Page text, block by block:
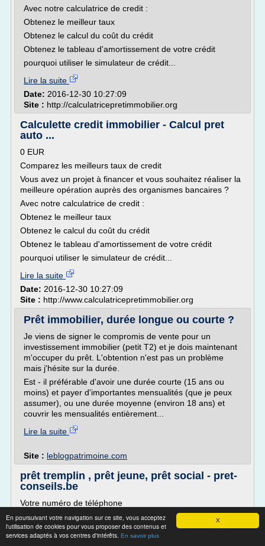
X
En poursuivant votre navigation sur ce site, vous acceptez
l'utilisation de cookies pour vous proposer des contenus et
services adaptés à vos centres d'intérêts. En savoir plus
Avec notre calculatrice de credit :
Obtenez le meilleur taux
Obtenez le calcul du coût du crédit
Obtenez le tableau d'amortissement de votre crédit
pourquoi utiliser le simulateur de crédit...
Lire la suite
Date: 2016-12-30 10:27:09
Site : http://calculatricepretimmobilier.org
Calculette credit immobilier - Calcul pret
auto ...
0 EUR
Comparez les meilleurs taux de credit
Vous avez un projet à financer et vous souhaitez réaliser la
meilleure opération auprès des organismes bancaires ?
Avec notre calculatrice de credit :
Obtenez le meilleur taux
Obtenez le calcul du coût du crédit
Obtenez le tableau d'amortissement de votre crédit
pourquoi utiliser le simulateur de crédit...
Lire la suite
Date: 2016-12-30 10:27:09
Site : http://www.calculatricepretimmobilier.org
Prêt immobilier, durée longue ou courte ?
Je viens de signer le compromis de vente pour un
investissement immobilier (petit T2) et je dois maintenant
m'occuper du prêt. L'obtention n'est pas un problème
mais j'hésite sur la durée.
Est - il préférable d'avoir une durée courte (15 ans ou
moins) et payer d'importantes mensualités (que je peux
assumer), ou une durée moyenne (environ 18 ans) et
couvrir les mensualités entièrement...
Lire la suite
Site : leblogpatrimoine.com
prêt tremplin , prêt jeune, prêt social - pret-
conseils.be
Votre numéro de téléphone
Pour bénéficier du prêt "jeunes",
chacun des emprunteurs doit être âgé de moins de 35 ans
à la date de signature de l'acte de prêt.